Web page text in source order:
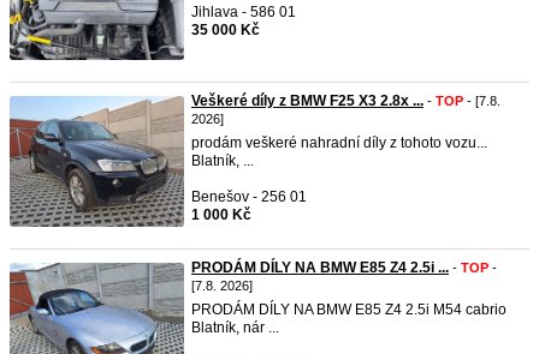
Jihlava - 586 01
35 000 Kč
Veškeré díly z BMW F25 X3 2.8x ... - TOP - [7.8.
2026]
prodám veškeré nahradní díly z tohoto vozu...
Blatník, ...
Benešov - 256 01
1 000 Kč
PRODÁM DÍLY NA BMW E85 Z4 2.5i ... - TOP -
[7.8. 2026]
PRODÁM DÍLY NA BMW E85 Z4 2.5i M54 cabrio
Blatník, nár ...